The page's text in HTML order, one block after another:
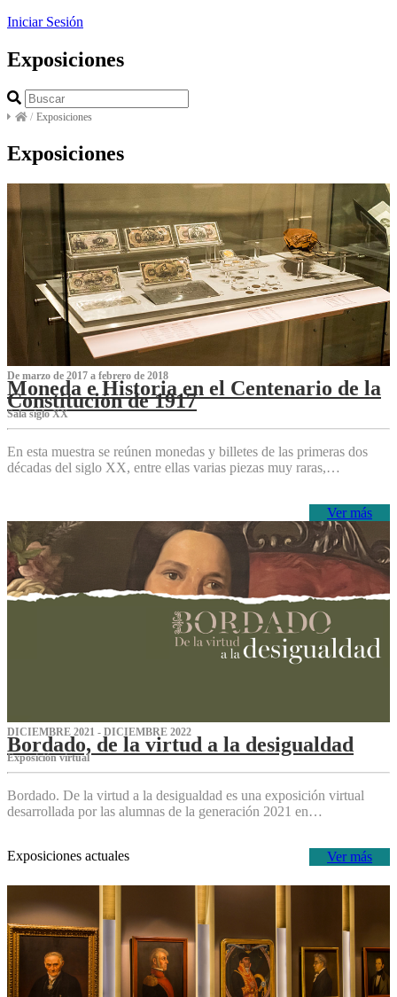
Iniciar Sesión
Exposiciones
/ Exposiciones
Exposiciones
De marzo de 2017 a febrero de 2018
Moneda e Historia en el Centenario de la
Constitución de 1917
Sala siglo XX
En esta muestra se reúnen monedas y billetes de las primeras dos
décadas del siglo XX, entre ellas varias piezas muy raras,…
Ver más
DICIEMBRE 2021 - DICIEMBRE 2022
Bordado, de la virtud a la desigualdad
Exposición virtual‌
Bordado. De la virtud a la desigualdad es una exposición virtual
desarrollada por las alumnas de la generación 2021 en…
Ver más
Exposiciones actuales